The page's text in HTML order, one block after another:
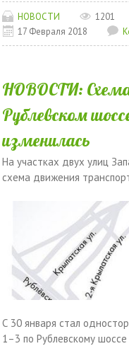
НОВОСТИ 1201
17 Февраля 2018
НОВОСТИ:
Рублевском
изменилась
На участках двух улиц
схема движения
С 30 января стал
1–3 по Рублевскому